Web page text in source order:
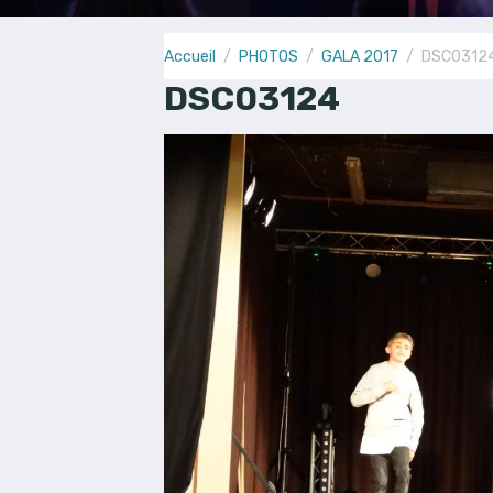
Accueil PHOTOS GALA 2017
DSC03124